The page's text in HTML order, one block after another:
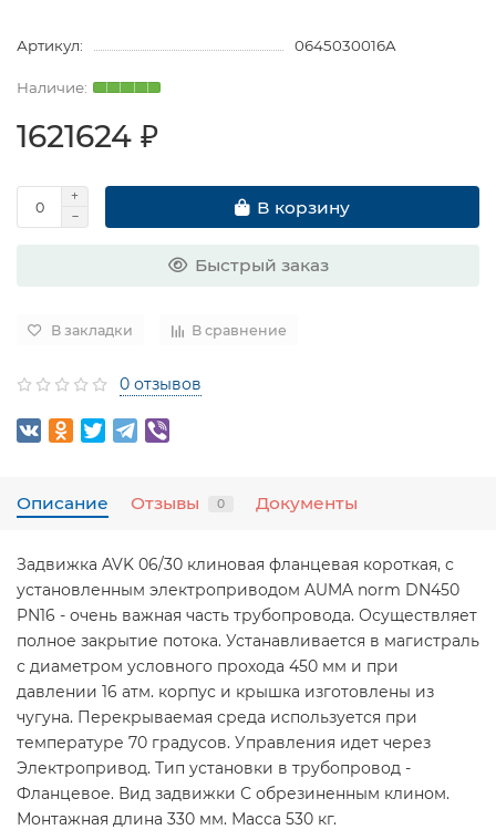
Артикул: 0645030016A
1621624 ₽
В корзину
Быстрый заказ
В закладки В сравнение
0 отзывов
Описание Отзывы 0 Документы
Задвижка AVK 06/30 клиновая фланцевая короткая, с
установленным электроприводом AUMA norm DN450
PN16 - очень важная часть трубопровода. Осуществляет
полное закрытие потока. Устанавливается в магистраль
с диаметром условного прохода 450 мм и при
давлении 16 атм. корпус и крышка изготовлены из
чугуна. Перекрываемая среда используется при
температуре 70 градусов. Управления идет через
Электропривод. Тип установки в трубопровод -
Фланцевое. Вид задвижки С обрезиненным клином.
Монтажная длина 330 мм. Масса 530 кг.